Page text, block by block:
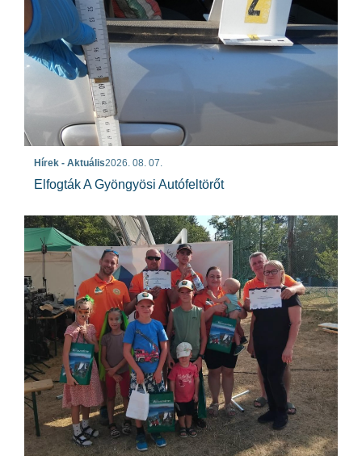
Hírek - Aktuális2026. 08. 07.
Elfogták A Gyöngyösi Autófeltörőt